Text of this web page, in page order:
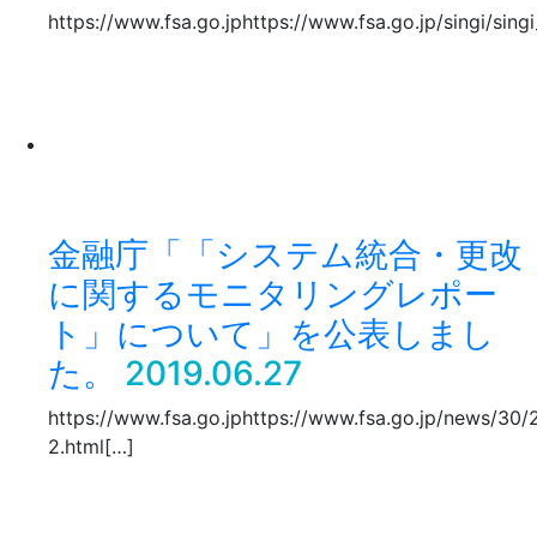
https://www.fsa.go.jphttps://www.fsa.go.jp/singi/
金融庁「「システム統合・更改
に関するモニタリングレポー
ト」について」を公表しまし
た。
2019.06.27
https://www.fsa.go.jphttps://www.fsa.go.jp/news/30/
2.html[…]